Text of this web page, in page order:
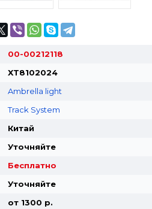
00-00212118
XT8102024
Ambrella light
Track System
Китай
Уточняйте
Бесплатно
Уточняйте
от 1300 p.